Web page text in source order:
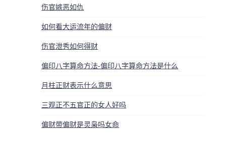
伤官嫉恶如仇
如何看大运流年的偏财
伤官泄秀如何得财
偏印八字算命方法-偏印八字算命方法是什么
月柱正财表示什么意思
三观正不五官正的女人好吗
偏财带偏财是灵枭吗女命